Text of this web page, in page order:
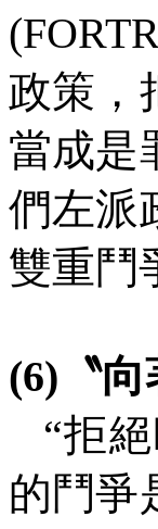
政策，
當成是
們左派
雙重鬥
(6) 〝
“拒
的鬥爭